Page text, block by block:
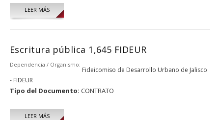
LEER MÁSSOBRE SANDRA ESMERALDA SERRATOS VIRGEN
Escritura pública 1,645 FIDEUR
Dependencia / Organismo:
Fideicomiso de Desarrollo Urbano de Jalisco
- FIDEUR
Tipo del Documento: CONTRATO
LEER MÁS